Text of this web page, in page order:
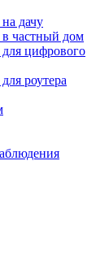
дачу
в частный дом
цифрового
роутера